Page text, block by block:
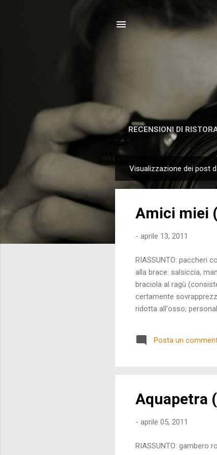
RECENSIONI DI
o
Visualizzazione dei post
Amici miei
- aprile 13, 2011
RIASSUNTO: paccheri
alla brace: salsiccia,
braciola al ragù
certamente
ridotta all'osso;
abbondanti;
Posta un
Aquapetra
- aprile 05, 2011
RIASSUNTO: gambero